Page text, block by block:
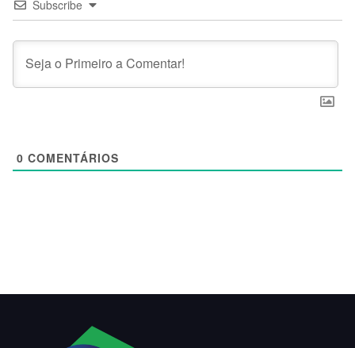
Subscribe
0 COMENTÁRIOS